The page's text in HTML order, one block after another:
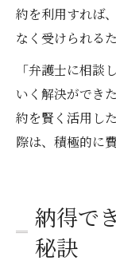
約を利用すれば
なく受けられる
「弁護士に相談
いく解決ができ
約を賢く活用し
際は、積極的に
納得で
秘訣